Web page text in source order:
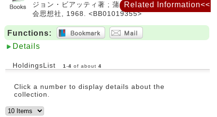
ジョン・ビアッティ著 ; 蒲生正男, 村武精一訳. -- 社
会思想社, 1968. <BB01019355>
Functions:
Details
HoldingsList 1 -4 of about 4
Click a number to display details about the
collection.
Related Information<<